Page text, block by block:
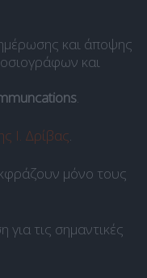
και άποψης
και
Ι. Δρίβας
μόνο τους
τις σημαντικές